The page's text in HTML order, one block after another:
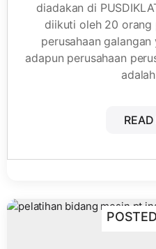
diadakan di
diikuti oleh 20
perusahaan
adapun perusahaan